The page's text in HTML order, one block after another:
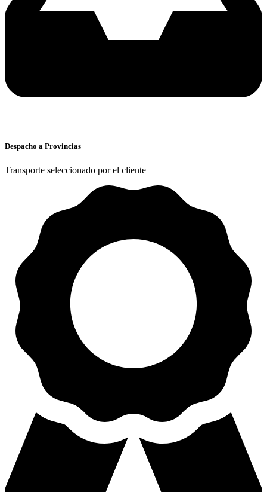
Despacho a Provincias
Transporte seleccionado por el cliente